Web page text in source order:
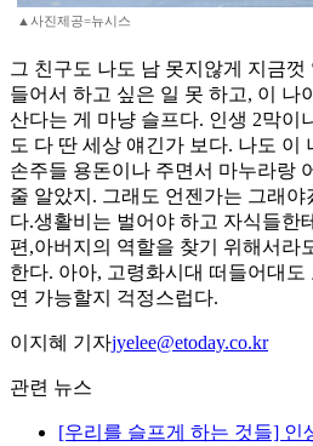
▲사진제공=뉴시스
그 친구도 나도 남 못지않게 지금껏
들어서 하고 싶은 일 못 하고, 이 나
산다는 게 마냥 슬프다. 인생 2막이
도 다 딴 세상 얘긴가 보다. 나도 이
손주들 용돈이나 주면서 마누라랑
줄 알았지. 그래도 언젠가는 그래야
다.생활비는 벌어야 하고 자식들한
편,아버지의 역할을 찾기 위해서라
한다. 아아, 고령화시대 떠들어대
연 가능할지 걱정스럽다.
이지혜 기자jyelee@etoday.co.kr
관련 뉴스
[우리를 슬프게 하는 것들] 인